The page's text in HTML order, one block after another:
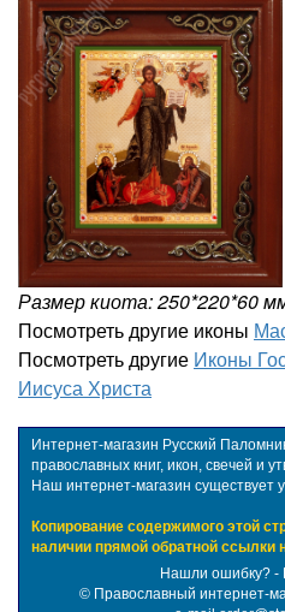
Размер киота: 250*220*60
Посмотреть другие иконы
Посмотреть другие Иконы
Иисуса Христа
Интернет-магазин Русский
православных книг, икон, свечей и
Наш интернет-магазин существует
Копирование содержимого этой
наличии прямой обратной ссылки
Нашли ошибку? -
© Православный интернет-